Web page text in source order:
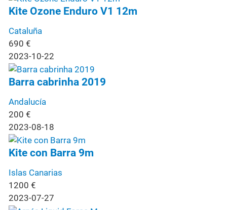
Kite Ozone Enduro V1 12m
Cataluña
690 €
2023-10-22
Barra cabrinha 2019
Andalucía
200 €
2023-08-18
Kite con Barra 9m
Islas Canarias
1200 €
2023-07-27